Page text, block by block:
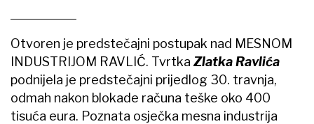
Otvoren je predstečajni postupak nad MESNOM
INDUSTRIJOM RAVLIĆ. Tvrtka Zlatka Ravlića
podnijela je predstečajni prijedlog 30. travnja,
odmah nakon blokade računa teške oko 400
tisuća eura. Poznata osječka mesna industrija